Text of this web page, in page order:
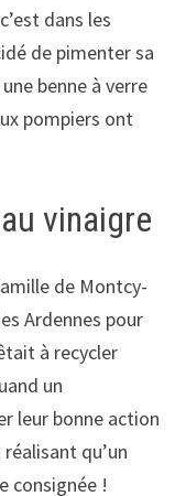
dans les
de pimenter sa
benne à verre
pompiers ont
vinaigre
de Montcy-
Ardennes pour
à recycler
un
leur bonne action
qu’un
consignée !